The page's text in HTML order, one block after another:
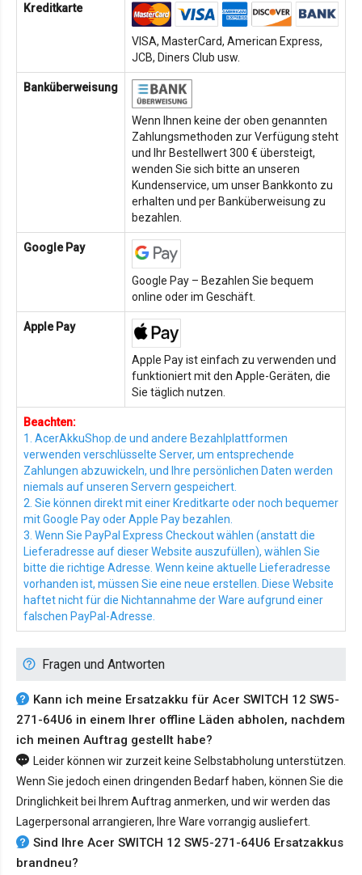
Kreditkarte
VISA, MasterCard, American Express,
JCB, Diners Club usw.
Banküberweisung
Wenn Ihnen keine der oben genannten
Zahlungsmethoden zur Verfügung steht
und Ihr Bestellwert 300 € übersteigt,
wenden Sie sich bitte an unseren
Kundenservice, um unser Bankkonto zu
erhalten und per Banküberweisung zu
bezahlen.
Google Pay
Google Pay – Bezahlen Sie bequem
online oder im Geschäft.
Apple Pay
Apple Pay ist einfach zu verwenden und
funktioniert mit den Apple-Geräten, die
Sie täglich nutzen.
Beachten:
1. AcerAkkuShop.de und andere Bezahlplattformen
verwenden verschlüsselte Server, um entsprechende
Zahlungen abzuwickeln, und Ihre persönlichen Daten werden
niemals auf unseren Servern gespeichert.
2. Sie können direkt mit einer Kreditkarte oder noch bequemer
mit Google Pay oder Apple Pay bezahlen.
3. Wenn Sie PayPal Express Checkout wählen (anstatt die
Lieferadresse auf dieser Website auszufüllen), wählen Sie
bitte die richtige Adresse. Wenn keine aktuelle Lieferadresse
vorhanden ist, müssen Sie eine neue erstellen. Diese Website
haftet nicht für die Nichtannahme der Ware aufgrund einer
falschen PayPal-Adresse.
Fragen und Antworten
Kann ich meine Ersatzakku für Acer SWITCH 12 SW5-
271-64U6 in einem Ihrer offline Läden abholen, nachdem
ich meinen Auftrag gestellt habe?
Leider können wir zurzeit keine Selbstabholung unterstützen.
Wenn Sie jedoch einen dringenden Bedarf haben, können Sie die
Dringlichkeit bei Ihrem Auftrag anmerken, und wir werden das
Lagerpersonal arrangieren, Ihre Ware vorrangig ausliefert.
Sind Ihre Acer SWITCH 12 SW5-271-64U6 Ersatzakkus
brandneu?